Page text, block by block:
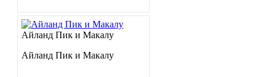
Айланд Пик и Макалу
Айланд Пик и Макалу